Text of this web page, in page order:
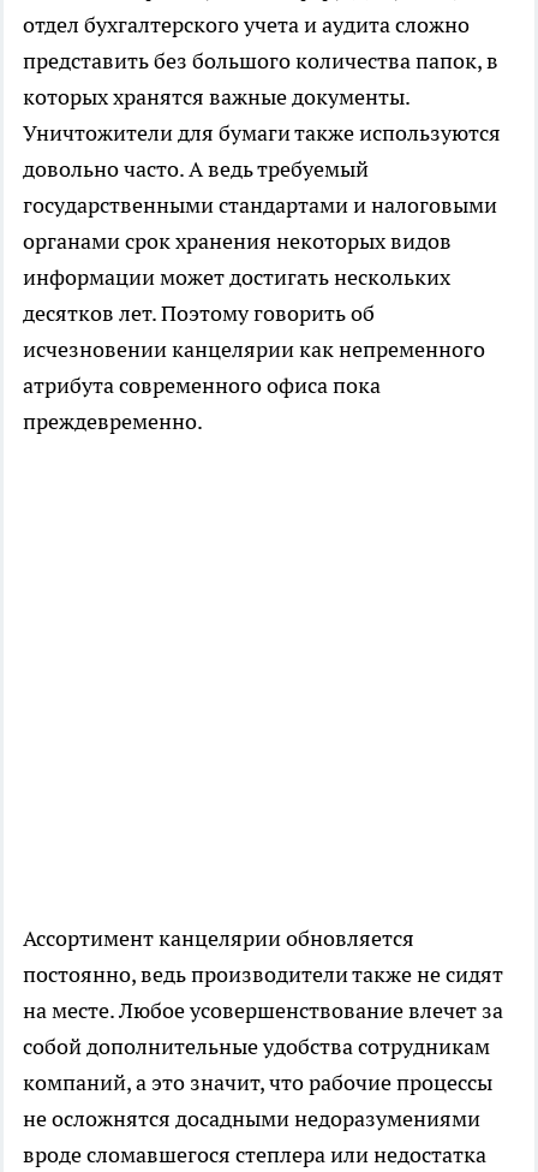
отдел бухгалтерского учета и аудита сложно
представить без большого количества папок, в
которых хранятся важные документы.
Уничтожители для бумаги также используются
довольно часто. А ведь требуемый
государственными стандартами и налоговыми
органами срок хранения некоторых видов
информации может достигать нескольких
десятков лет. Поэтому говорить об
исчезновении канцелярии как непременного
атрибута современного офиса пока
преждевременно.
Ассортимент канцелярии обновляется
постоянно, ведь производители также не сидят
на месте. Любое усовершенствование влечет за
собой дополнительные удобства сотрудникам
компаний, а это значит, что рабочие процессы
не осложнятся досадными недоразумениями
вроде сломавшегося степлера или недостатка